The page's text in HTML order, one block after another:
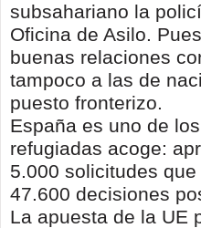
subsahariano la
Oficina de Asilo.
buenas relaciones
tampoco a las de
puesto fronterizo.
España es uno de
refugiadas acoge:
5.000 solicitudes
47.600 decisiones
La apuesta de la UE